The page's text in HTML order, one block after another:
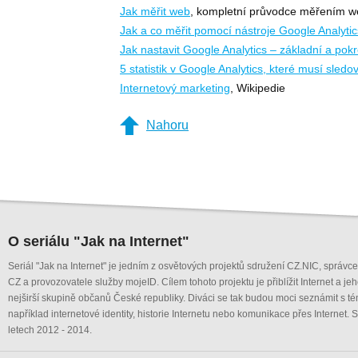
Jak měřit web , kompletní průvodce měřením
Jak a co měřit pomocí nástroje Google
Jak nastavit Google Analytics – základní a
5 statistik v Google Analytics, které musí
Internetový marketing , Wikipedie
Nahoru
O seriálu "Jak na Internet"
Seriál "Jak na Internet" je jedním z osvětových projektů sdružení CZ.NIC,
CZ a provozovatele služby mojeID. Cílem tohoto projektu je přiblížit Internet a
nejširší skupině občanů České republiky. Diváci se tak budou moci seznámit s
například internetové identity, historie Internetu nebo komunikace přes Internet.
letech 2012 - 2014.